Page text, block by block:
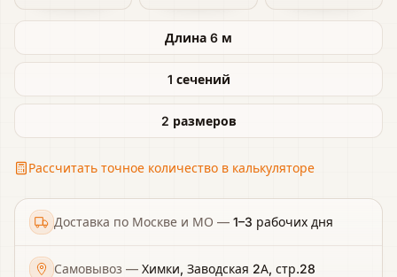
Длина 6 м
1 сечений
2 размеров
Рассчитать точное количество в калькуляторе
Доставка по Москве и МО — 1–3 рабочих дня
Самовывоз — Химки, Заводская 2А, стр.28